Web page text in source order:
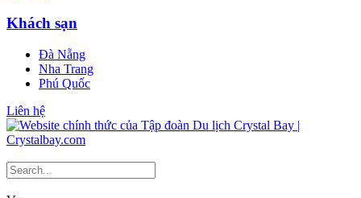
Khách sạn
Đà Nẵng
Nha Trang
Phú Quốc
Liên hệ